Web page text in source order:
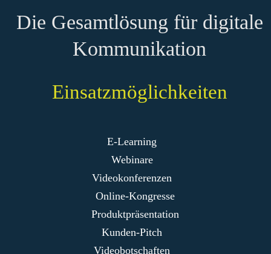
Die Gesamtlösung für digitale
Kommunikation
Einsatzmöglichkeiten
E-Learning
Webinare
Videokonferenzen
Online-Kongresse
Produktpräsentation
Kunden-Pitch
Videobotschaften